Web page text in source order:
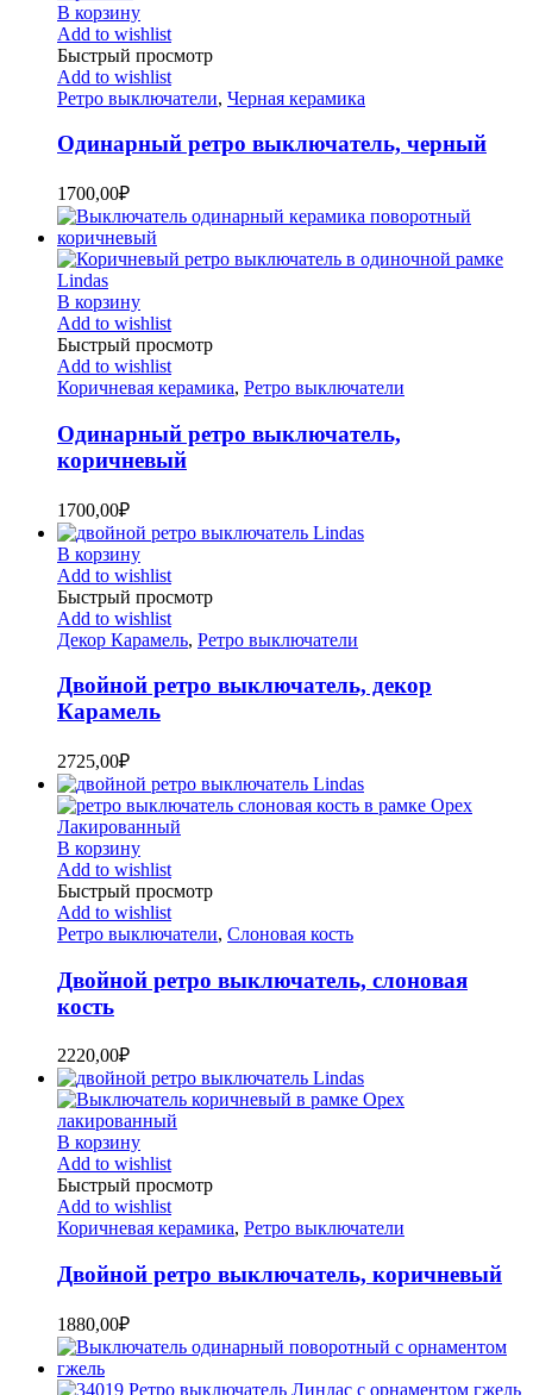
В корзину
Add to wishlist
Быстрый просмотр
Add to wishlist
Ретро выключатели, Черная керамика
Одинарный ретро выключатель, черный
1700,00₽
В корзину
Add to wishlist
Быстрый просмотр
Add to wishlist
Коричневая керамика, Ретро выключатели
Одинарный ретро выключатель,
коричневый
1700,00₽
В корзину
Add to wishlist
Быстрый просмотр
Add to wishlist
Декор Карамель, Ретро выключатели
Двойной ретро выключатель, декор
Карамель
2725,00₽
В корзину
Add to wishlist
Быстрый просмотр
Add to wishlist
Ретро выключатели, Слоновая кость
Двойной ретро выключатель, слоновая
кость
2220,00₽
В корзину
Add to wishlist
Быстрый просмотр
Add to wishlist
Коричневая керамика, Ретро выключатели
Двойной ретро выключатель, коричневый
1880,00₽